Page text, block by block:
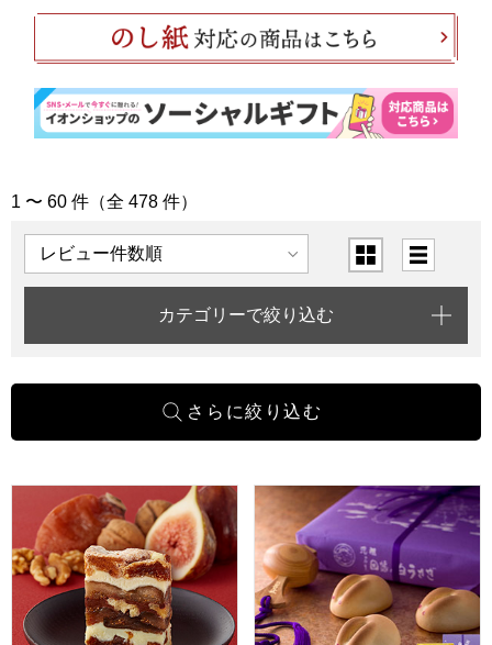
「新生活・引っ越しお祝い」の商品一覧
1 〜 60 件（全 478 件）
表示順 表示切替
カテゴリーで絞り込む
一善や 干柿と胡桃と無花果のミルフィーユ 6個入り 1箱【年
寿製菓 因幡の白うさぎ 8個入